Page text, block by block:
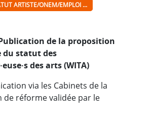
ARTISTE/ONEM/EMPLOI ...
de la proposition
du statut des
des arts (WITA)
via les Cabinets de la
réforme validée par le